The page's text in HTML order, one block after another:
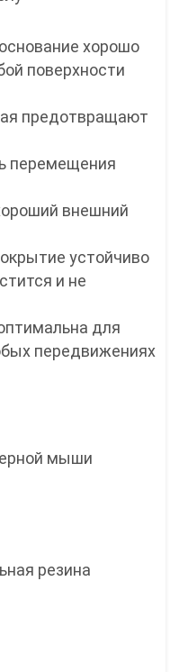
хорошо
поверхности
предотвращают
перемещения
внешний
устойчиво
и не
для
передвижениях
мыши
резина